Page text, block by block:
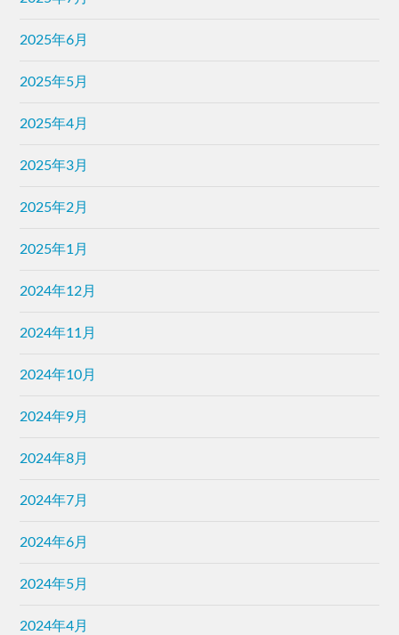
2025年6月
2025年5月
2025年4月
2025年3月
2025年2月
2025年1月
2024年12月
2024年11月
2024年10月
2024年9月
2024年8月
2024年7月
2024年6月
2024年5月
2024年4月